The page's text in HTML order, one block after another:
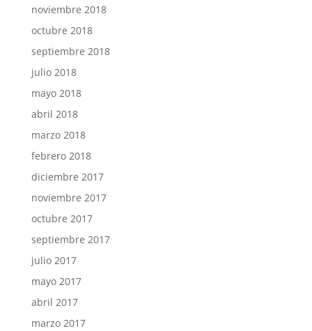
noviembre 2018
octubre 2018
septiembre 2018
julio 2018
mayo 2018
abril 2018
marzo 2018
febrero 2018
diciembre 2017
noviembre 2017
octubre 2017
septiembre 2017
julio 2017
mayo 2017
abril 2017
marzo 2017